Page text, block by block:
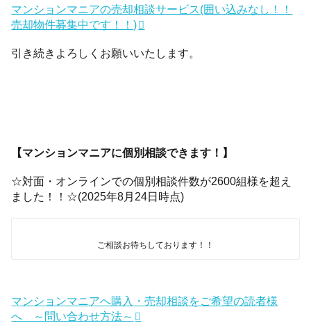
マンションマニアの売却相談サービス(囲い込みなし！！
売却物件募集中です！！)
引き続きよろしくお願いいたします。
【マンションマニアに個別相談できます！】
☆対面・オンラインでの個別相談件数が2600組様を超え
ました！！☆(2025年8月24日時点)
ご相談お待ちしております！！
マンションマニアへ購入・売却相談をご希望の読者様
へ ～問い合わせ方法～